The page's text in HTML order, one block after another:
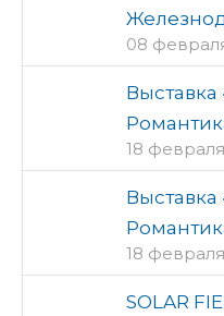
08
Выставка
18
Выставка
18
SOLAR